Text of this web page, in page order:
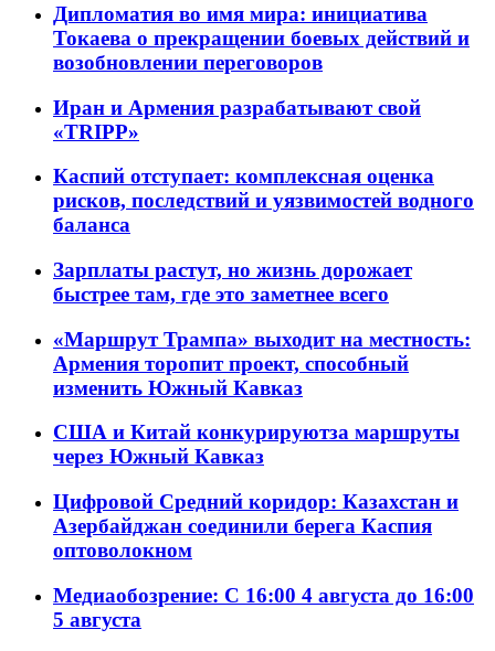
Дипломатия во имя мира: инициатива
Токаева о прекращении боевых действий и
возобновлении переговоров
Иран и Армения разрабатывают свой
«TRIPP»
Каспий отступает: комплексная оценка
рисков, последствий и уязвимостей водного
баланса
Зарплаты растут, но жизнь дорожает
быстрее там, где это заметнее всего
«Маршрут Трампа» выходит на местность:
Армения торопит проект, способный
изменить Южный Кавказ
США и Китай конкурируютза маршруты
через Южный Кавказ
Цифровой Средний коридор: Казахстан и
Азербайджан соединили берега Каспия
оптоволокном
Медиаобозрение: С 16:00 4 августа до 16:00
5 августа